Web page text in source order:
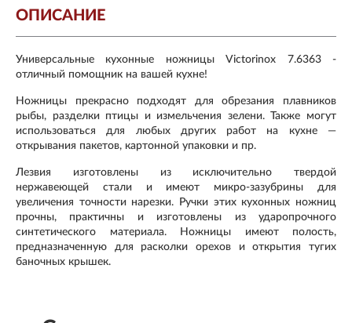
ОПИСАНИЕ
Универсальные кухонные ножницы Victorinox 7.6363 -
отличный помощник на вашей кухне!
Ножницы прекрасно подходят для обрезания плавников
рыбы, разделки птицы и измельчения зелени. Также могут
использоваться для любых других работ на кухне —
открывания пакетов, картонной упаковки и пр.
Лезвия изготовлены из исключительно твердой
нержавеющей стали и имеют микро-зазубрины для
увеличения точности нарезки. Ручки этих кухонных ножниц
прочны, практичны и изготовлены из ударопрочного
синтетического материала. Ножницы имеют полость,
предназначенную для расколки орехов и открытия тугих
баночных крышек.